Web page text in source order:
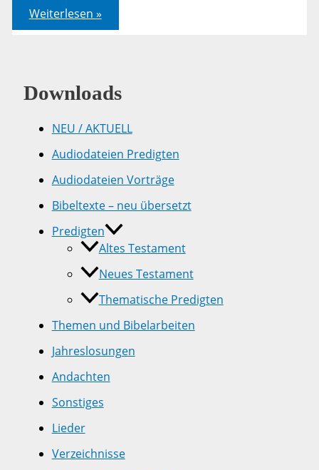
Epheser
4,1-
6
Weiterlesen »
Downloads
NEU / AKTUELL
Audiodateien Predigten
Audiodateien Vorträge
Bibeltexte – neu übersetzt
Predigten
Altes Testament
Neues Testament
Thematische Predigten
Themen und Bibelarbeiten
Jahreslosungen
Andachten
Sonstiges
Lieder
Verzeichnisse